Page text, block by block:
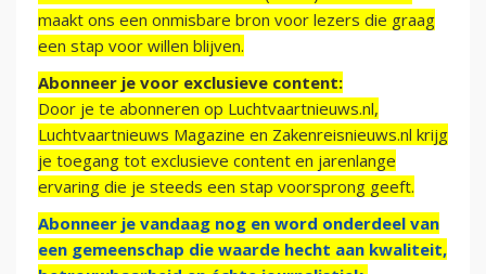
maakt ons een onmisbare bron voor lezers die graag
een stap voor willen blijven.
Abonneer je voor exclusieve content:
Door je te abonneren op Luchtvaartnieuws.nl,
Luchtvaartnieuws Magazine en Zakenreisnieuws.nl krijg
je toegang tot exclusieve content en jarenlange
ervaring die je steeds een stap voorsprong geeft.
Abonneer je vandaag nog en word onderdeel van
een gemeenschap die waarde hecht aan kwaliteit,